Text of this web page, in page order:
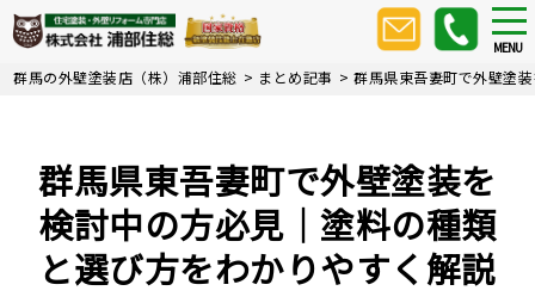
Skip
to
content
MENU
群馬の外壁塗装店（株）浦部住総 > まとめ記事 >群馬県東吾妻町で外壁塗
群馬県東吾妻町で外壁塗装を
検討中の方必見｜塗料の種類
と選び方をわかりやすく解説